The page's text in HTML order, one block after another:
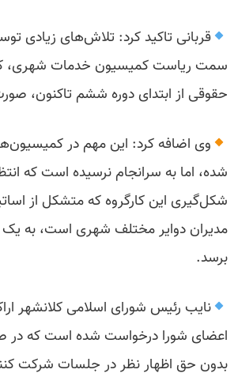
قربانی تاکید کرد: تلاش‌های زیادی
سمت ریاست کمیسیون خدمات شهری،
حقوقی از ابتدای دوره ششم تاکنون،
وی اضافه کرد: این مهم در
شده، اما به سرانجام نرسیده است که
شکل‌گیری این کارگروه که متشکل از
مدیران دوایر مختلف شهری است، به یک
برسد.
نایب رئیس شورای اسلامی کلانشهر اراک
اعضای شورا درخواست شده است که در
بدون حق اظهار نظر در جلسات شرکت